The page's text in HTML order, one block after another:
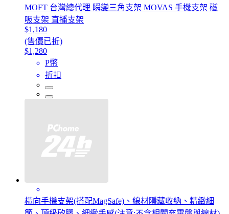
MOFT 台灣總代理 瞬變三角支架 MOVAS 手機支架 磁
吸支架 直播支架
$1,180
(售價已折)
$1,280
P幣
折扣
橫向手機支架(搭配MagSafe)、線材隱藏收納、精緻細